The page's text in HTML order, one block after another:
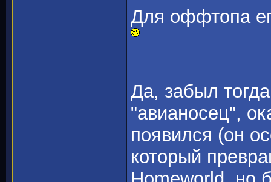
Для оффтопа
Да, забыл
"авианосец",
появился (он
который